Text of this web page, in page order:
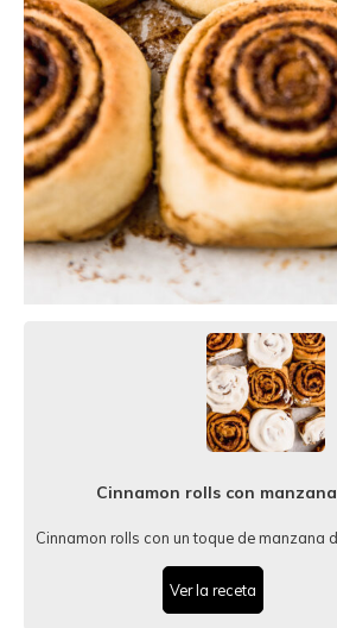
Cinnamon rolls con manzana
Cinnamon rolls con un toque de manzana
Ver la receta